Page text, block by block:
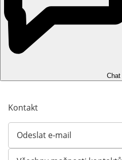
Chat
Kontakt
Odeslat e-mail
Otevírá e-mailového klienta